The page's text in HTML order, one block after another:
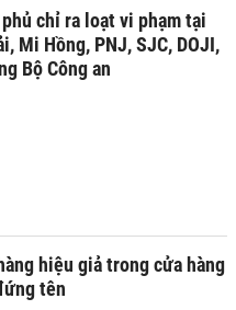
chỉ ra loạt vi phạm tại
Mi Hồng, PNJ, SJC, DOJI,
Bộ Công an
hiệu giả trong cửa hàng
tên